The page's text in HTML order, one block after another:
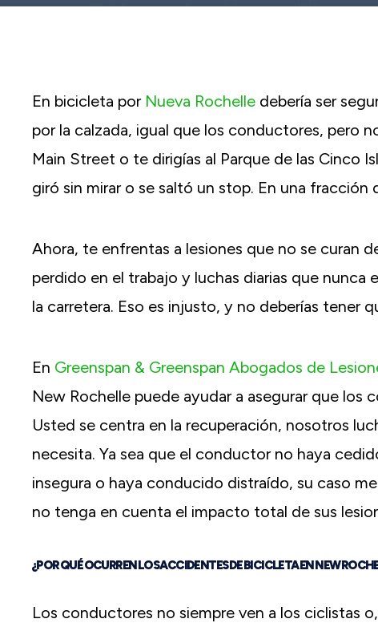
reader;
accessibilityEn bicicleta por Nueva Rochelle debería ser
por la calzada, igual que los conductores, pero
Main Street o te dirigías al Parque de las Cinco
giró sin mirar o se saltó un stop. En una
Ahora, te enfrentas a lesiones que no se curan
perdido en el trabajo y luchas diarias que
la carretera. Eso es injusto, y no deberías tener
En Greenspan & Greenspan Abogados de
New Rochelle puede ayudar a asegurar que los
Usted se centra en la recuperación, nosotros
necesita. Ya sea que el conductor no haya
insegura o haya conducido distraído, su caso
no tenga en cuenta el impacto total de sus
¿POR QUÉ OCURREN LOS ACCIDENTES DE BICICLETA EN NEW
Los conductores no siempre ven a los ciclistas